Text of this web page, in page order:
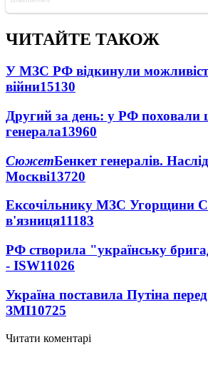
ЧИТАЙТЕ ТАКОЖ
У МЗС РФ відкинули
війни15130
Другий за день: у РФ поховали
генерала13960
СюжетБенкет генералів.
Москві13720
Ексочільнику МЗС Угорщини
в'язниця11183
РФ створила "українську
- ISW11026
Україна поставила Путіна
ЗМІ10725
Читати коментарі